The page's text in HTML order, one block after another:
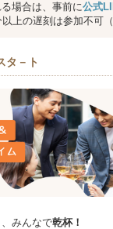
場合は、事前に公式
上の遅刻は参加不可
タ－ト
みんなで乾杯！